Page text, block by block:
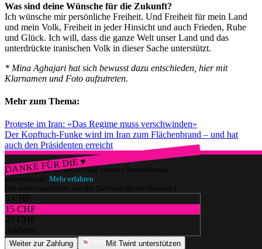
Was sind deine Wünsche für die Zukunft?
Ich wünsche mir persönliche Freiheit. Und Freiheit für mein Land
und mein Volk, Freiheit in jeder Hinsicht und auch Frieden, Ruhe
und Glück. Ich will, dass die ganze Welt unser Land und das
unterdrückte iranischen Volk in dieser Sache unterstützt.
* Mina Aghajari hat sich bewusst dazu entschieden, hier mit
Klarnamen und Foto aufzutreten.
Mehr zum Thema:
Proteste im Iran: «Das Regime muss verschwinden»
Der Kopftuch-Funke wird im Iran zum Flächenbrand – und hat
auch den Präsidenten erreicht
DANKE FÜR DIE ♥
Würdest du gerne watson und unseren Journalismus
unterstützen? Mehr erfahren
(Du wirst umgeleitet, um die Zahlung abzuschliessen.)
5 CHF
15 CHF
25 CHF
Anderer
Weiter zur Zahlung
Mit Twint unterstützen